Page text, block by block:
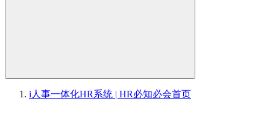
i人事一体化HR系统 | HR必知必会首页